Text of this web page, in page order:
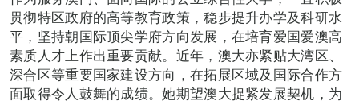
贯彻特区政府的高等教育政策，稳步提升办学及科研水
平，坚持朝国际顶尖学府方向发展，在培育爱国爱澳高
素质人才上作出重要贡献。近年，澳大亦紧贴大湾区、
深合区等重要国家建设方向，在拓展区域及国际合作方
面取得令人鼓舞的成绩。她期望澳大捉紧发展契机，为